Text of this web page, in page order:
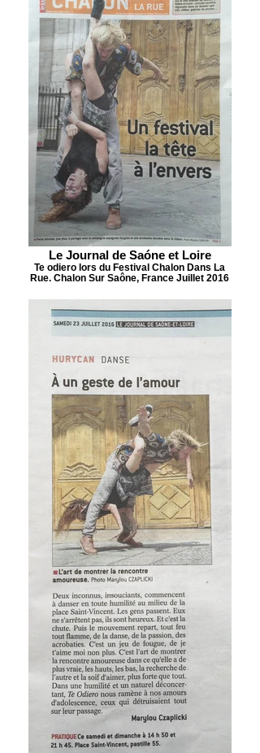
Le Journal de Saóne et Loire
Te odiero lors du Festival Chalon Dans La
Rue. Chalon Sur Saône, France Juillet 2016